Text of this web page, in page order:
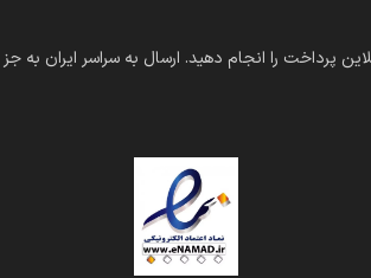
پرداخت را انجام دهید. ارسال به سراسر ایران به جز